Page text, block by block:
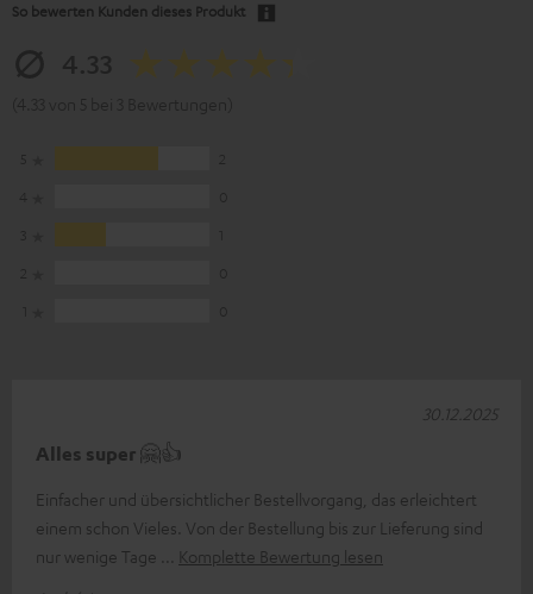
So bewerten Kunden dieses Produkt
Alles super 🤗👍
Einfacher und übersichtlicher Bestellvorgang, das erleichtert
einem schon Vieles. Von der Bestellung bis zur Lieferung sind
nur wenige Tage
Komplette Bewertung lesen
30.12.2025